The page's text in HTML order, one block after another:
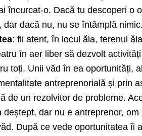
încurcat-o. Dacă tu descoperi o
dacă nu, nu se întâmplă nimic.
: fii atent, în locul ăla, terenul
în aer liber să dezvolt
toți. Unii văd în ea oportunități,
antreprenorială și prin
de un rezolvitor de probleme.
dar nu e antreprenor,
După ce vede oportunitatea îi